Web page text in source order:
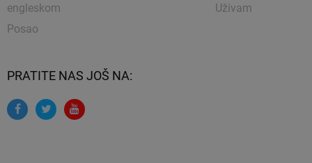
engleskom
Posao
Uživam
PRATITE NAS JOŠ NA: